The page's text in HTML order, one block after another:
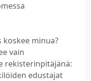
minua?
vain
rekisterinpitäjänä:
edustajat